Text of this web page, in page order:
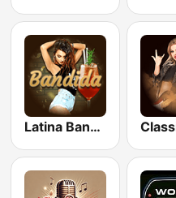
Latina Bandida!